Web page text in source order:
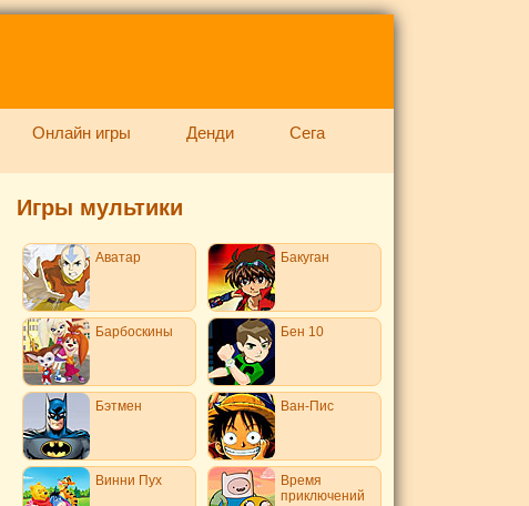
Онлайн игры Денди
Сега
Игры мультики
Аватар Бакуган
Барбоскины Бен 10
Бэтмен Ван-Пис
Винни Пух
Время
приключений